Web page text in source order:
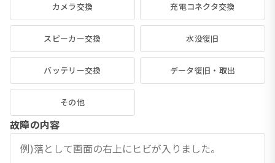
カメラ交換 充電コネクタ交換
スピーカー交換 水没復旧
バッテリー交換 データ復旧・取出
その他
故障の内容